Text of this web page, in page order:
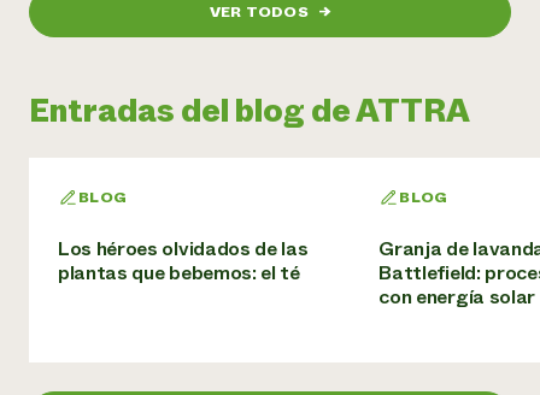
VER TODOS →
Entradas del blog de ATTRA
BLOG
Los héroes olvidados de las
plantas que bebemos: el té
BLOG
Granja de
Battlefield:
con energía solar